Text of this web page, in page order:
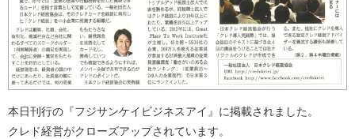
本日刊行の『フジサンケイビジネスアイ』に掲載されました。
クレド経営がクローズアップされています。